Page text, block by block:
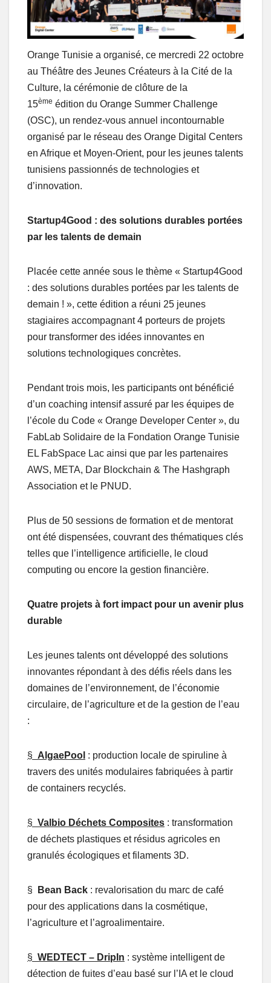
Orange Tunisie a organisé, ce mercredi 22 octobre
au Théâtre des Jeunes Créateurs à la Cité de la
Culture, la cérémonie de clôture de la
15ème édition du Orange Summer Challenge
(OSC), un rendez-vous annuel incontournable
organisé par le réseau des Orange Digital Centers
en Afrique et Moyen-Orient, pour les jeunes talents
tunisiens passionnés de technologies et
d’innovation.
Startup4Good : des solutions durables portées
par les talents de demain
Placée cette année sous le thème « Startup4Good
: des solutions durables portées par les talents de
demain ! », cette édition a réuni 25 jeunes
stagiaires accompagnant 4 porteurs de projets
pour transformer des idées innovantes en
solutions technologiques concrètes.
Pendant trois mois, les participants ont bénéficié
d’un coaching intensif assuré par les équipes de
l’école du Code « Orange Developer Center », du
FabLab Solidaire de la Fondation Orange Tunisie
EL FabSpace Lac ainsi que par les partenaires
AWS, META, Dar Blockchain & The Hashgraph
Association et le PNUD.
Plus de 50 sessions de formation et de mentorat
ont été dispensées, couvrant des thématiques clés
telles que l’intelligence artificielle, le cloud
computing ou encore la gestion financière.
Quatre projets à fort impact pour un avenir plus
durable
Les jeunes talents ont développé des solutions
innovantes répondant à des défis réels dans les
domaines de l’environnement, de l’économie
circulaire, de l’agriculture et de la gestion de l’eau
:
§ AlgaePool : production locale de spiruline à
travers des unités modulaires fabriquées à partir
de containers recyclés.
§ Valbio Déchets Composites : transformation
de déchets plastiques et résidus agricoles en
granulés écologiques et filaments 3D.
§ Bean Back : revalorisation du marc de café
pour des applications dans la cosmétique,
l’agriculture et l’agroalimentaire.
§ WEDTECT – DripIn : système intelligent de
détection de fuites d’eau basé sur l’IA et le cloud